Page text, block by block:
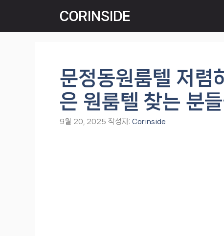
츠
CORINSIDE
문정동원룸텔 저렴
은 원룸텔 찾는 분
9월 20, 2025 작성자: Corinside